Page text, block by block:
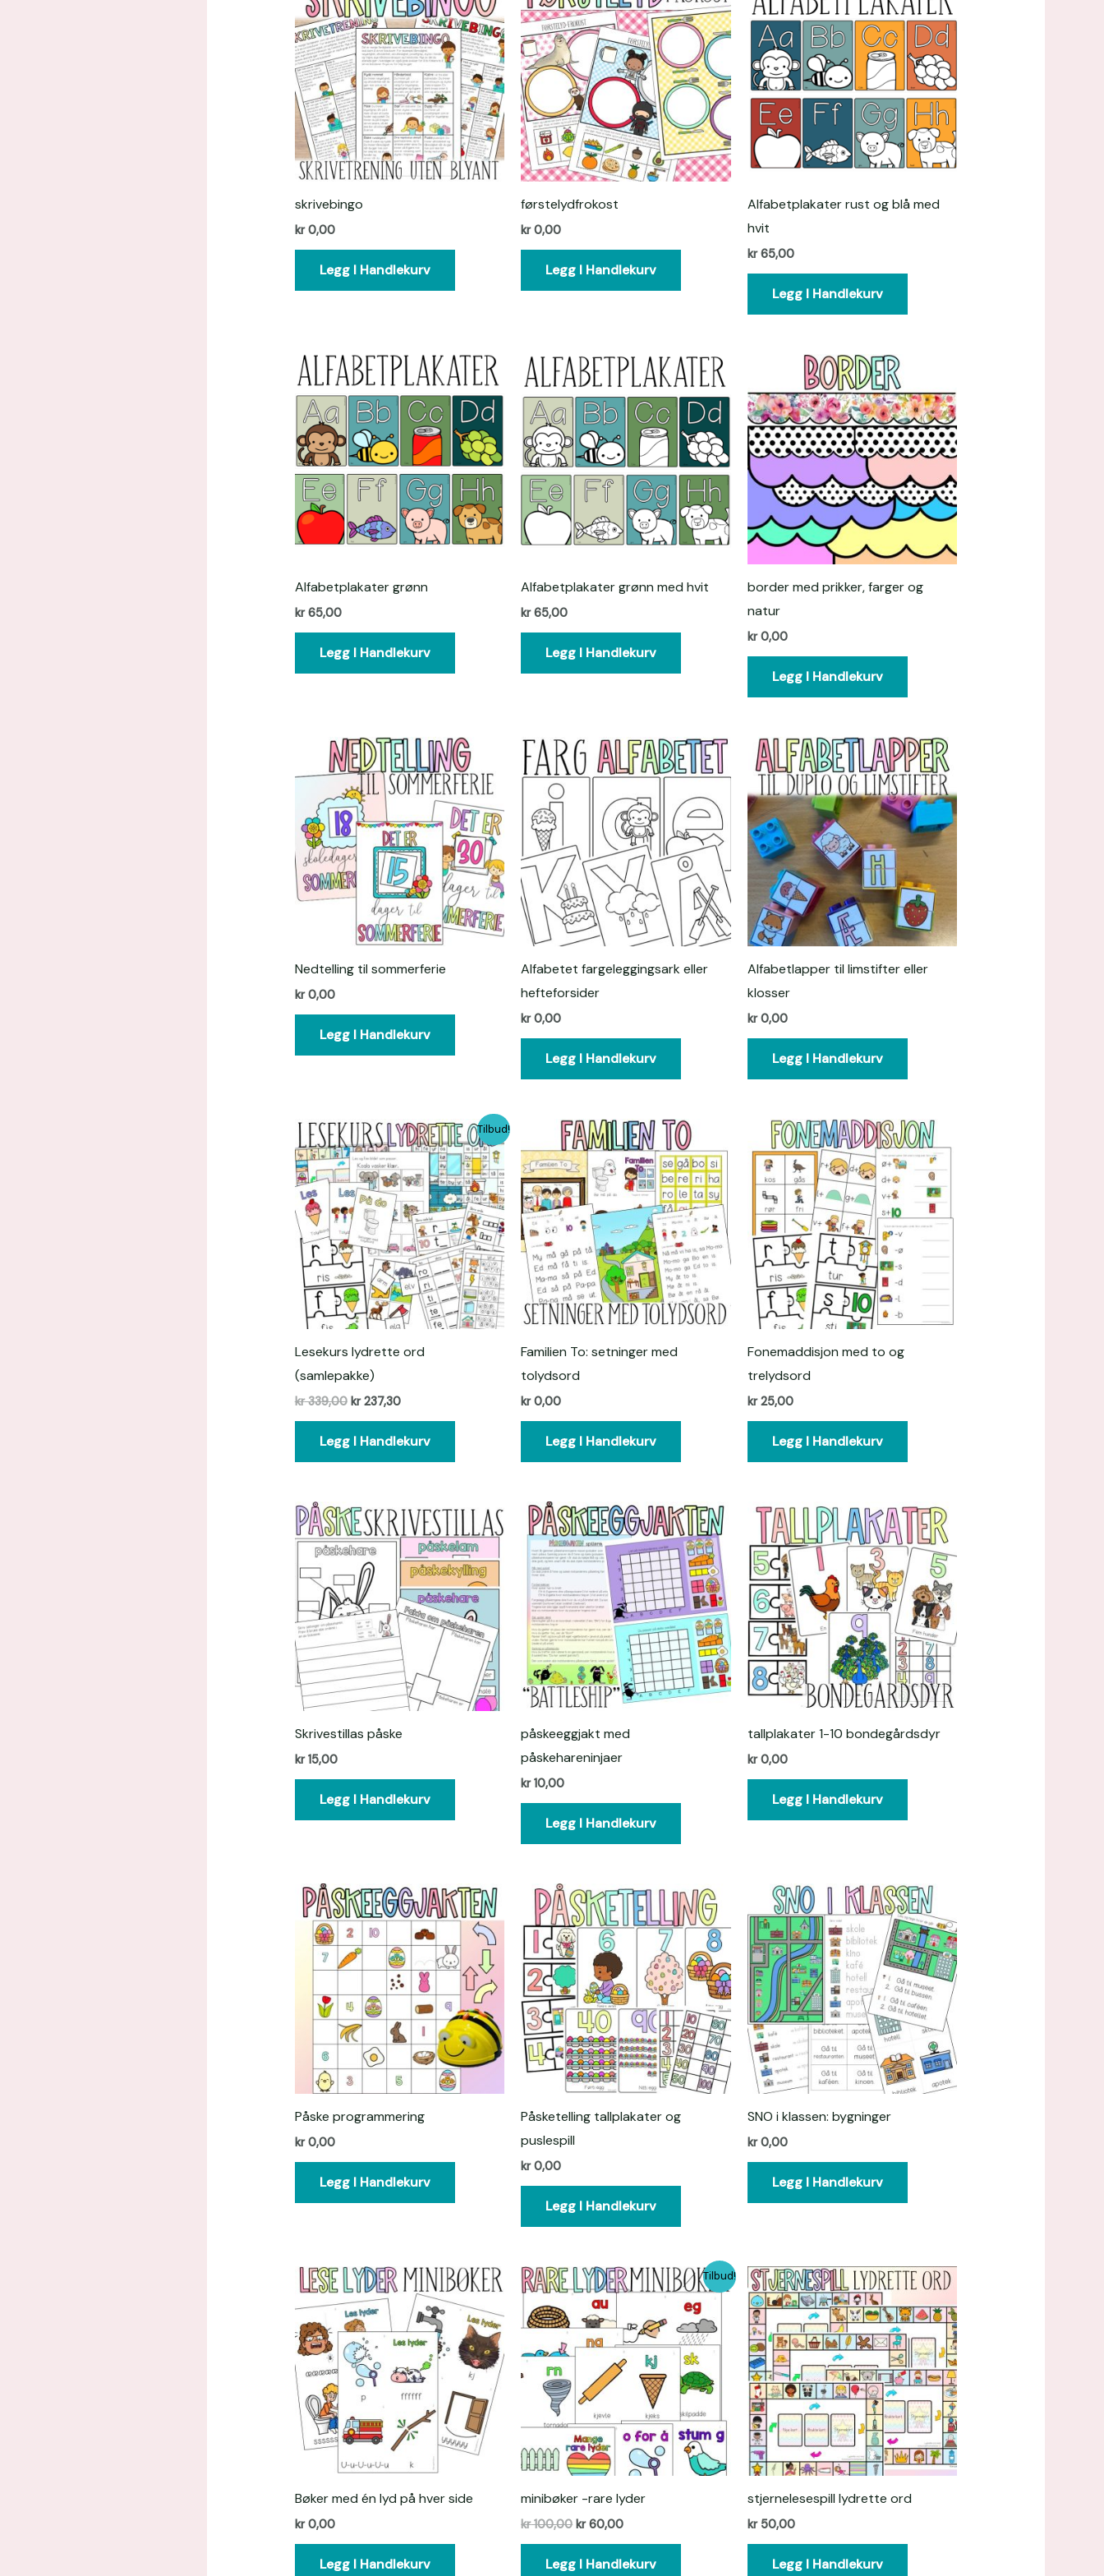
skrivebingo
kr0,00
Legg I Handlekurv
førstelydfrokost
kr0,00
Legg I Handlekurv
Alfabetplakater rust og blå med
hvit
kr65,00
Legg I Handlekurv
Alfabetplakater grønn
kr65,00
Legg I Handlekurv
Alfabetplakater grønn med hvit
kr65,00
Legg I Handlekurv
border med prikker, farger og
natur
kr0,00
Legg I Handlekurv
Nedtelling til sommerferie
kr0,00
Legg I Handlekurv
Alfabetet fargeleggingsark eller
hefteforsider
kr0,00
Legg I Handlekurv
Alfabetlapper til limstifter eller
klosser
kr0,00
Legg I Handlekurv
Tilbud!
Lesekurs lydrette ord
(samlepakke)
kr339,00
Opprinnelig
pris
var:
kr 339,00.
kr237,30
Nåværende
pris
er:
kr 237,30.
Legg I Handlekurv
Familien To: setninger med
tolydsord
kr0,00
Legg I Handlekurv
Fonemaddisjon med to og
trelydsord
kr25,00
Legg I Handlekurv
Skrivestillas påske
kr15,00
Legg I Handlekurv
påskeeggjakt med
påskehareninjaer
kr10,00
Legg I Handlekurv
tallplakater 1-10 bondegårdsdyr
kr0,00
Legg I Handlekurv
Påske programmering
kr0,00
Legg I Handlekurv
Påsketelling tallplakater og
puslespill
kr0,00
Legg I Handlekurv
SNO i klassen: bygninger
kr0,00
Legg I Handlekurv
Bøker med én lyd på hver side
kr0,00
Legg I Handlekurv
Tilbud!
minibøker -rare lyder
kr100,00
Opprinnelig
pris
var:
kr 100,00.
kr60,00
Nåværende
pris
kr 60,00.
Legg I Handlekurv
stjernelesespill lydrette ord
kr50,00
Legg I Handlekurv